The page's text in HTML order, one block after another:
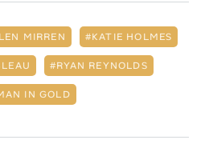
MIRREN KATIE HOLMES
RYAN REYNOLDS
IN GOLD